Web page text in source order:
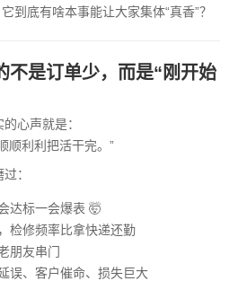
到底有啥本事能让大家集体“真香”？
不是订单少，而是“刚开始
心声就是：
顺利利把活干完。”
：
达标一会爆表 🤯
检修频率比拿快递还勤
朋友串门
误、客户催命、损失巨大